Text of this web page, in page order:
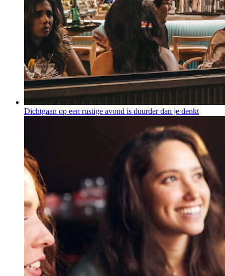
Dichtgaan op een rustige avond is duurder dan je denkt